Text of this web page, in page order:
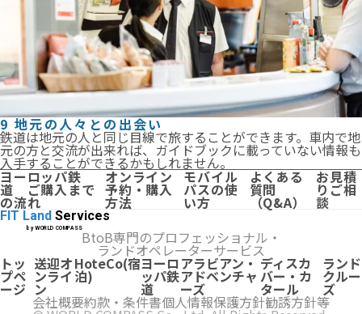
9 地元の人々との出会い
鉄道は地元の人と同じ目線で旅することができます。車内で地
元の方と交流が出来れば、ガイドブックに載っていない情報も
入手することができるかもしれません。
ヨーロッパ鉄
道 ご購入まで
の流れ
オンライン
予約・購入
方法
モバイル
パスの使
い方
よくある
質問
（Q&A）
お見積
りご相
談
FIT Land Services
by WORLD COMPASSBtoB専門のプロフェッショナル・
ランドオペレーターサービス
トッ
プペ
ージ
送迎オ
ンライ
ン
HoteCo(宿
泊)
ヨーロ
ッパ鉄
道
アラビアン・
アドベンチャ
ーズ
ディスカ
バー・カ
タール
ランド
クルー
ズ
会社概要約款・条件書個人情報保護方針勧誘方針等